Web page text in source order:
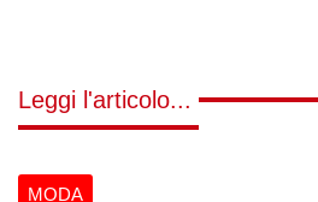
Leggi l'articolo...
MODA